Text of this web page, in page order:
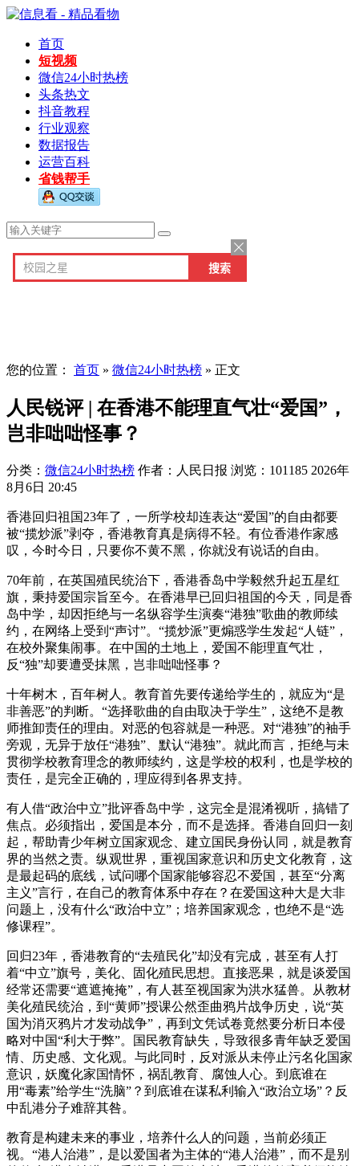
首页
短视频
微信24小时热榜
头条热文
抖音教程
行业观察
数据报告
运营百科
省钱帮手
您的位置： 首页 » 微信24小时热榜 » 正文
人民锐评 | 在香港不能理直气壮“爱国”，
岂非咄咄怪事？
分类： 微信24小时热榜 作者：人民日报 浏览：101185 2026年
8月6日 20:45
香港回归祖国23年了，一所学校却连表达“爱国”的自由都要
被“揽炒派”剥夺，香港教育真是病得不轻。有位香港作家感
叹，今时今日，只要你不黄不黑，你就没有说话的自由。
70年前，在英国殖民统治下，香港香岛中学毅然升起五星红
旗，秉持爱国宗旨至今。在香港早已回归祖国的今天，同是香
岛中学，却因拒绝与一名纵容学生演奏“港独”歌曲的教师续
约，在网络上受到“声讨”。“揽炒派”更煽惑学生发起“人链”，
在校外聚集闹事。在中国的土地上，爱国不能理直气壮，
反“独”却要遭受抹黑，岂非咄咄怪事？
十年树木，百年树人。教育首先要传递给学生的，就应为“是
非善恶”的判断。“选择歌曲的自由取决于学生”，这绝不是教
师推卸责任的理由。对恶的包容就是一种恶。对“港独”的袖手
旁观，无异于放任“港独”、默认“港独”。就此而言，拒绝与未
贯彻学校教育理念的教师续约，这是学校的权利，也是学校的
责任，是完全正确的，理应得到各界支持。
有人借“政治中立”批评香岛中学，这完全是混淆视听，搞错了
焦点。必须指出，爱国是本分，而不是选择。香港自回归一刻
起，帮助青少年树立国家观念、建立国民身份认同，就是教育
界的当然之责。纵观世界，重视国家意识和历史文化教育，这
是最起码的底线，试问哪个国家能够容忍不爱国，甚至“分离
主义”言行，在自己的教育体系中存在？在爱国这种大是大非
问题上，没有什么“政治中立”；培养国家观念，也绝不是“选
修课程”。
回归23年，香港教育的“去殖民化”却没有完成，甚至有人打
着“中立”旗号，美化、固化殖民思想。直接恶果，就是谈爱国
经常还需要“遮遮掩掩”，有人甚至视国家为洪水猛兽。从教材
美化殖民统治，到“黄师”授课公然歪曲鸦片战争历史，说“英
国为消灭鸦片才发动战争”，再到文凭试卷竟然要分析日本侵
略对中国“利大于弊”。国民教育缺失，导致很多青年缺乏爱国
情、历史感、文化观。与此同时，反对派从未停止污名化国家
意识，妖魔化家国情怀，祸乱教育、腐蚀人心。到底谁在
用“毒素”给学生“洗脑”？到底谁在谋私利输入“政治立场”？反
中乱港分子难辞其咎。
教育是构建未来的事业，培养什么人的问题，当前必须正
视。“港人治港”，是以爱国者为主体的“港人治港”，而不是别